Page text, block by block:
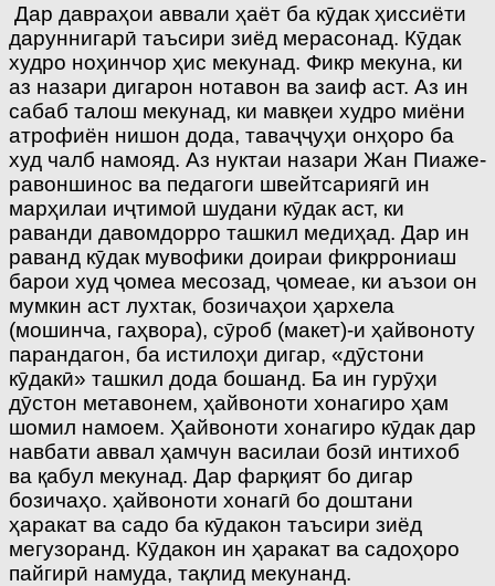
Дар давраҳои аввали ҳаёт ба кӯдак ҳиссиёти
даруннигарӣ таъсири зиёд мерасонад. Кӯдак
худро ноҳинчор ҳис мекунад. Фикр мекуна, ки
аз назари дигарон нотавон ва заиф аст. Аз ин
сабаб талош мекунад, ки мавқеи худро миёни
атрофиён нишон дода, таваҷҷуҳи онҳоро ба
худ чалб намояд. Аз нуктаи назари Жан Пиаже-
равоншинос ва педагоги швейтсариягӣ ин
марҳилаи иҷтимоӣ шудани кӯдак аст, ки
раванди давомдорро ташкил медиҳад. Дар ин
раванд кӯдак мувофики доираи фикррониаш
барои худ ҷомеа месозад, ҷомеае, ки аъзои он
мумкин аст лухтак, бозичаҳои ҳархела
(мошинча, гаҳвора), сӯроб (макет)-и ҳайвоноту
парандагон, ба истилоҳи дигар, «дӯстони
кӯдакӣ» ташкил дода бошанд. Ба ин гурӯҳи
дӯстон метавонем, ҳайвоноти хонагиро ҳам
шомил намоем. Ҳайвоноти хонагиро кӯдак дар
навбати аввал ҳамчун василаи бозӣ интихоб
ва қабул мекунад. Дар фарқият бо дигар
бозичаҳо. ҳайвоноти хонагӣ бо доштани
ҳаракат ва садо ба кӯдакон таъсири зиёд
мегузоранд. Кӯдакон ин ҳаракат ва садоҳоро
пайгирӣ намуда, тақлид мекунанд.